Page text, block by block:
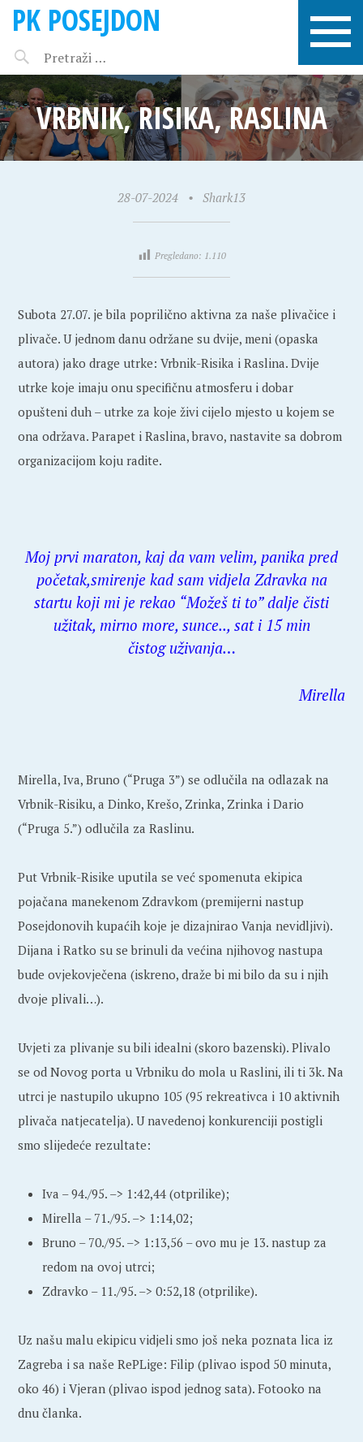
PK POSEJDON
VRBNIK, RISIKA, RASLINA
28-07-2024 • Shark13
Pregledano: 1.110
Subota 27.07. je bila poprilično aktivna za naše plivačice i
plivače. U jednom danu održane su dvije, meni (opaska
autora) jako drage utrke: Vrbnik-Risika i Raslina. Dvije
utrke koje imaju onu specifičnu atmosferu i dobar
opušteni duh – utrke za koje živi cijelo mjesto u kojem se
ona održava. Parapet i Raslina, bravo, nastavite sa dobrom
organizacijom koju radite.
Moj prvi maraton, kaj da vam velim, panika pred
početak,smirenje kad sam vidjela Zdravka na
startu koji mi je rekao “Možeš ti to” dalje čisti
užitak, mirno more, sunce.., sat i 15 min
čistog uživanja…
Mirella
Mirella, Iva, Bruno (“Pruga 3”) se odlučila na odlazak na
Vrbnik-Risiku, a Dinko, Krešo, Zrinka, Zrinka i Dario
(“Pruga 5.”) odlučila za Raslinu.
Put Vrbnik-Risike uputila se već spomenuta ekipica
pojačana manekenom Zdravkom (premijerni nastup
Posejdonovih kupaćih koje je dizajnirao Vanja nevidljivi).
Dijana i Ratko su se brinuli da većina njihovog nastupa
bude ovjekovječena (iskreno, draže bi mi bilo da su i njih
dvoje plivali…).
Uvjeti za plivanje su bili idealni (skoro bazenski). Plivalo
se od Novog porta u Vrbniku do mola u Raslini, ili ti 3k. Na
utrci je nastupilo ukupno 105 (95 rekreativca i 10 aktivnih
plivača natjecatelja). U navedenoj konkurenciji postigli
smo slijedeće rezultate:
Iva – 94./95. –> 1:42,44 (otprilike);
Mirella – 71./95. –> 1:14,02;
Bruno – 70./95. –> 1:13,56 – ovo mu je 13. nastup za
redom na ovoj utrci;
Zdravko – 11./95. –> 0:52,18 (otprilike).
Uz našu malu ekipicu vidjeli smo još neka poznata lica iz
Zagreba i sa naše RePLige: Filip (plivao ispod 50 minuta,
oko 46) i Vjeran (plivao ispod jednog sata). Fotooko na
dnu članka.